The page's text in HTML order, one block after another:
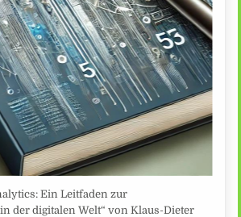
Ein Leitfaden zur
der digitalen Welt“ von Klaus-Dieter